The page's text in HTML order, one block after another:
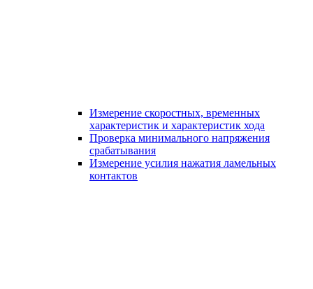
Измерение скоростных, временных
характеристик и характеристик хода
Проверка минимального напряжения
срабатывания
Измерение усилия нажатия ламельных
контактов